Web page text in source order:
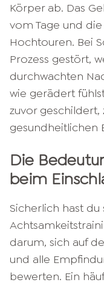
Körper ab. Das
vom Tage und
Hochtouren. Bei
Prozess gestört,
durchwachten
wie gerädert
zuvor geschildert,
gesundheitlichen
Die
beim
Sicherlich hast
darum, sich auf
und alle
bewerten. Ein